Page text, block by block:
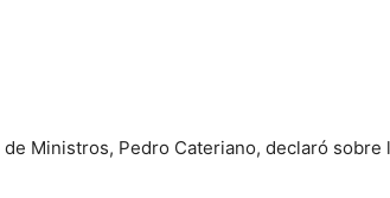
Ministros, Pedro Cateriano, declaró sobre